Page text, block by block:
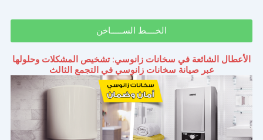
الخــــط الســـــاخن
الأعطال الشائعة في سخانات زانوسي: تشخيص المشكلات وحلولها
عبر صيانة سخانات زانوسي في التجمع الثالث